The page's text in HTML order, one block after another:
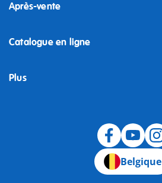
Après-vente
Catalogue en ligne
Plus
Belgique